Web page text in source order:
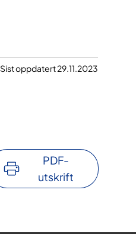
Sist oppdatert 29.11.2023
PDF-
utskrift